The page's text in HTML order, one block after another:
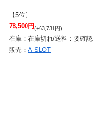
【5位】
78,500円(+63,731円)
在庫：在庫切れ/送料：要確認
販売： A-SLOT